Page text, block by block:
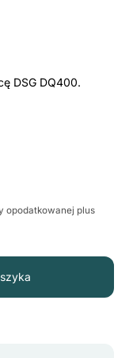
DSG DQ400.
opodatkowanej plus